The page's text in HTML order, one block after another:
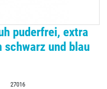
puderfrei, extra
und blau
27016